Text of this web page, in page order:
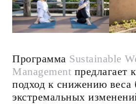
Программа Sustainable
Management предлагает
подход к снижению веса
экстремальных